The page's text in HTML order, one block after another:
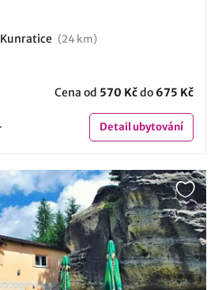
Kunratice (24 km)
Cena od 570 Kčdo 675 Kč
Detailubytování